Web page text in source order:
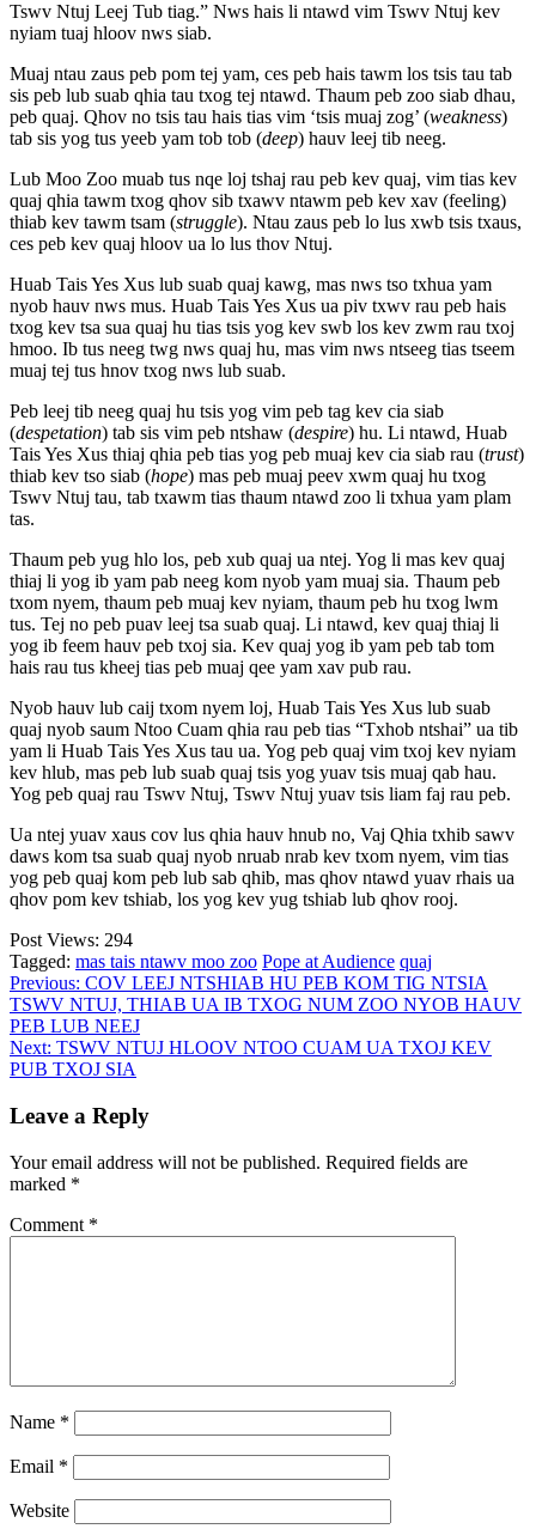
Tswv Ntuj Leej Tub tiag.” Nws hais li ntawd vim Tswv Ntuj kev
nyiam tuaj hloov nws siab.
Muaj ntau zaus peb pom tej yam, ces peb hais tawm los tsis tau tab
sis peb lub suab qhia tau txog tej ntawd. Thaum peb zoo siab dhau,
peb quaj. Qhov no tsis tau hais tias vim ‘tsis muaj zog’ (weakness)
tab sis yog tus yeeb yam tob tob (deep) hauv leej tib neeg.
Lub Moo Zoo muab tus nqe loj tshaj rau peb kev quaj, vim tias kev
quaj qhia tawm txog qhov sib txawv ntawm peb kev xav (feeling)
thiab kev tawm tsam (struggle). Ntau zaus peb lo lus xwb tsis txaus,
ces peb kev quaj hloov ua lo lus thov Ntuj.
Huab Tais Yes Xus lub suab quaj kawg, mas nws tso txhua yam
nyob hauv nws mus. Huab Tais Yes Xus ua piv txwv rau peb hais
txog kev tsa sua quaj hu tias tsis yog kev swb los kev zwm rau txoj
hmoo. Ib tus neeg twg nws quaj hu, mas vim nws ntseeg tias tseem
muaj tej tus hnov txog nws lub suab.
Peb leej tib neeg quaj hu tsis yog vim peb tag kev cia siab
(despetation) tab sis vim peb ntshaw (despire) hu. Li ntawd, Huab
Tais Yes Xus thiaj qhia peb tias yog peb muaj kev cia siab rau (trust)
thiab kev tso siab (hope) mas peb muaj peev xwm quaj hu txog
Tswv Ntuj tau, tab txawm tias thaum ntawd zoo li txhua yam plam
tas.
Thaum peb yug hlo los, peb xub quaj ua ntej. Yog li mas kev quaj
thiaj li yog ib yam pab neeg kom nyob yam muaj sia. Thaum peb
txom nyem, thaum peb muaj kev nyiam, thaum peb hu txog lwm
tus. Tej no peb puav leej tsa suab quaj. Li ntawd, kev quaj thiaj li
yog ib feem hauv peb txoj sia. Kev quaj yog ib yam peb tab tom
hais rau tus kheej tias peb muaj qee yam xav pub rau.
Nyob hauv lub caij txom nyem loj, Huab Tais Yes Xus lub suab
quaj nyob saum Ntoo Cuam qhia rau peb tias “Txhob ntshai” ua tib
yam li Huab Tais Yes Xus tau ua. Yog peb quaj vim txoj kev nyiam
kev hlub, mas peb lub suab quaj tsis yog yuav tsis muaj qab hau.
Yog peb quaj rau Tswv Ntuj, Tswv Ntuj yuav tsis liam faj rau peb.
Ua ntej yuav xaus cov lus qhia hauv hnub no, Vaj Qhia txhib sawv
daws kom tsa suab quaj nyob nruab nrab kev txom nyem, vim tias
yog peb quaj kom peb lub sab qhib, mas qhov ntawd yuav rhais ua
qhov pom kev tshiab, los yog kev yug tshiab lub qhov rooj.
Post Views: 294
Tagged: mas tais ntawv moo zoo Pope at Audience quaj
Post
navigation
Previous: COV LEEJ NTSHIAB HU PEB KOM TIG NTSIA
TSWV NTUJ, THIAB UA IB TXOG NUM ZOO NYOB HAUV
PEB LUB NEEJ
Next: TSWV NTUJ HLOOV NTOO CUAM UA TXOJ KEV
PUB TXOJ SIA
Leave a Reply
Your email address will not be published. Required fields are
marked *
Comment *
Name *
Email *
Website